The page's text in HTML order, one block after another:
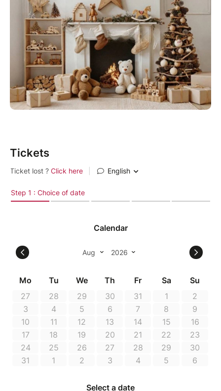
Tickets